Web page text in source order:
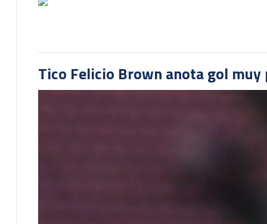
Tico Felicio Brown anota gol muy